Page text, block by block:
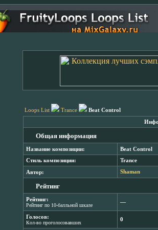
Loops List Trance Beat Control
Общая информация
Название композиции: Beat Control
Стиль композиции: Trance
Автор: Shaman
Рейтинг
Рейтинг:
Рейтинг по 10-балльной шкале
―
Голосов:
Кол-во проголосовавших
0